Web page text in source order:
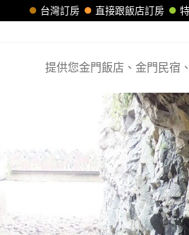
直接跟飯店訂房
台灣訂房
提供您金門飯店、金門民